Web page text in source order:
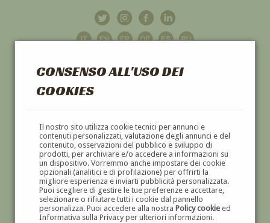
CONSENSO ALL'USO DEI
COOKIES
Il nostro sito utilizza cookie tecnici per annunci e
contenuti personalizzati, valutazione degli annunci e del
contenuto, osservazioni del pubblico e sviluppo di
prodotti, per archiviare e/o accedere a informazioni su
un dispositivo. Vorremmo anche impostare dei cookie
opzionali (analitici e di profilazione) per offrirti la
migliore esperienza e inviarti pubblicità personalizzata.
Puoi scegliere di gestire le tue preferenze e accettare,
selezionare o rifiutare tutti i cookie dal pannello
personalizza. Puoi accedere alla nostra Policy cookieed
Informativa sulla Privacy per ulteriori informazioni.
GALLERIAD'ARTE
DIPINTI E SCULTURE '800 E '900